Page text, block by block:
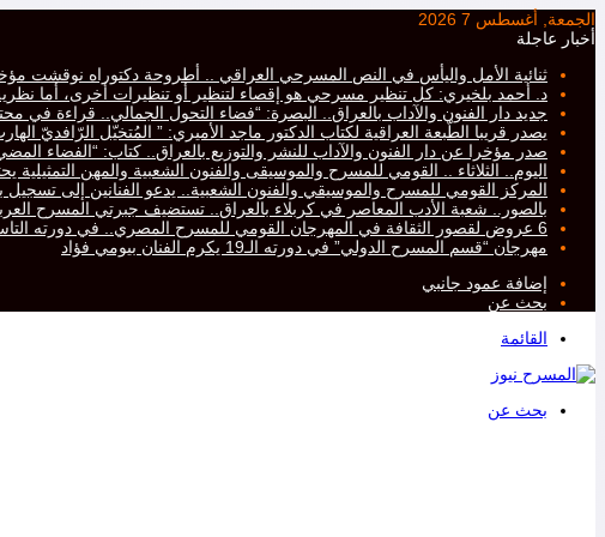
الجمعة, أغسطس 7 2026
أخبار عاجلة
ثنائية الأمل واليأس في النص المسرحي العراقي .. أطروحة دكتوراه نوقشت
د. أحمد بلخيري: كل تنظير مسرحي هو إقصاء لتنظير أو تنظيرات أخرى، أما
جديد دار الفنون والآداب بالعراق.. البصرة: “فضاء التحول الجمالي.. قراءة في
يصدر قريبا الطّبعة العراقية لكتاب الدكتور ماجد الأميري: ” المُتخيّل
صدر مؤخرا عن دار الفنون والآداب للنشر والتوزيع بالعراق.. كتاب: “الفضاء
اليوم.. الثلاثاء .. القومي للمسرح والموسيقى والفنون الشعبية والمهن التمثيلية
المركز القومي للمسرح والموسيقي والفنون الشعبية.. يدعو الفنانين إلى تسجيل
بالصور.. شعبة الأدب المعاصر في كربلاء بالعراق.. تستضيف جبرتي المسرح
6 عروض لقصور الثقافة في المهرجان القومي للمسرح المصري.. في دورته التاسعة عشرة..
مهرجان “قسم المسرح الدولي” في دورته الـ19 يكرم الفنان بيومي فؤاد
إضافة عمود جانبي
بحث عن
القائمة
بحث عن